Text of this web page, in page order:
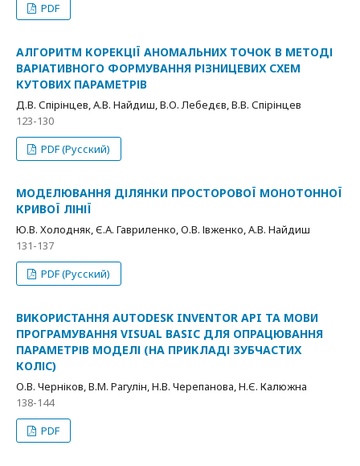
PDF
АЛГОРИТМ КОРЕКЦІЇ АНОМАЛЬНИХ ТОЧОК В МЕТОДІ
ВАРІАТИВНОГО ФОРМУВАННЯ РІЗНИЦЕВИХ СХЕМ
КУТОВИХ ПАРАМЕТРІВ
Д.В. Спірінцев, А.В. Найдиш, В.О. Лебедєв, В.В. Спірінцев
123-130
PDF (Русский)
МОДЕЛЮВАННЯ ДІЛЯНКИ ПРОСТОРОВОЇ МОНОТОННОЇ
КРИВОЇ ЛІНІЇ
Ю.В. Холодняк, Є.А. Гавриленко, О.В. Івженко, А.В. Найдиш
131-137
PDF (Русский)
ВИКОРИСТАННЯ AUTODESK INVENTOR API ТА МОВИ
ПРОГРАМУВАННЯ VISUAL BASIC ДЛЯ ОПРАЦЮВАННЯ
ПАРАМЕТРІВ МОДЕЛІ (НА ПРИКЛАДІ ЗУБЧАСТИХ
КОЛІС)
О.В. Черніков, В.М. Рагулін, Н.В. Черепанова, Н.Є. Калюжна
138-144
PDF